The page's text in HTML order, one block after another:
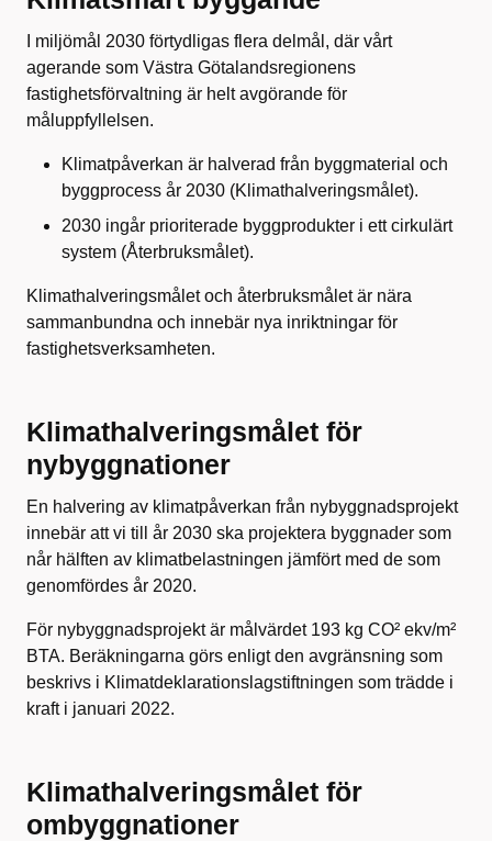
I miljömål 2030 förtydligas flera delmål, där vårt
agerande som Västra Götalandsregionens
fastighetsförvaltning är helt avgörande för
måluppfyllelsen.
Klimatpåverkan är halverad från byggmaterial och
byggprocess år 2030 (Klimathalveringsmålet).
2030 ingår prioriterade byggprodukter i ett cirkulärt
system (Återbruksmålet).
Klimathalveringsmålet och återbruksmålet är nära
sammanbundna och innebär nya inriktningar för
fastighetsverksamheten.
Klimathalveringsmålet för
nybyggnationer
En halvering av klimatpåverkan från nybyggnadsprojekt
innebär att vi till år 2030 ska projektera byggnader som
når hälften av klimatbelastningen jämfört med de som
genomfördes år 2020.
För nybyggnadsprojekt är målvärdet 193 kg CO² ekv/m²
BTA. Beräkningarna görs enligt den avgränsning som
beskrivs i Klimatdeklarationslagstiftningen som trädde i
kraft i januari 2022.
Klimathalveringsmålet för
ombyggnationer